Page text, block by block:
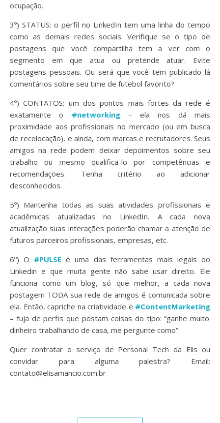
ocupação.
3º) STATUS: o perfil no LinkedIn tem uma linha do tempo
como as demais redes sociais. Verifique se o tipo de
postagens que você compartilha tem a ver com o
segmento em que atua ou pretende atuar. Evite
postagens pessoais. Ou será que você tem publicado lá
comentários sobre seu time de futebol favorito?
4º) CONTATOS: um dos pontos mais fortes da rede é
exatamente o #networking– ela nos dá mais
proximidade aos profissionais no mercado (ou em busca
de recolocação), e ainda, com marcas e recrutadores. Seus
amigos na rede podem deixar depoimentos sobre seu
trabalho ou mesmo qualifica-lo por competências e
recomendações. Tenha critério ao adicionar
desconhecidos.
5º) Mantenha todas as suas atividades profissionais e
acadêmicas atualizadas no LinkedIn. A cada nova
atualização suas interações poderão chamar a atenção de
futuros parceiros profissionais, empresas, etc.
6º) O #PULSE é uma das ferramentas mais legais do
Linkedin e que muita gente não sabe usar direito. Ele
funciona como um blog, só que melhor, a cada nova
postagem TODA sua rede de amigos é comunicada sobre
ela. Então, capriche na criatividade e #ContentMarketing
– fuja de perfis que postam coisas do tipo: “ganhe muito
dinheiro trabalhando de casa, me pergunte como”.
Quer contratar o serviço de Personal Tech da Elis ou
convidar para alguma palestra? Email:
contato@elisamancio.com.br